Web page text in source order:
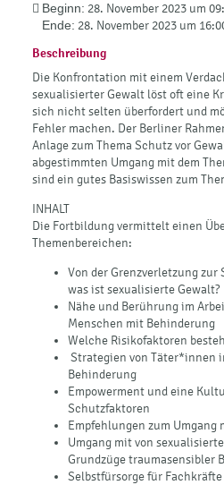
Beginn: 28. November 2023 um
Ende: 28. November 2023 um
Beschreibung
Die Konfrontation mit einem
sexualisierter Gewalt löst oft eine
sich nicht selten überfordert und
Fehler machen. Der Berliner
Anlage zum Thema Schutz vor
abgestimmten Umgang mit dem
sind ein gutes Basiswissen zum
INHALT
Die Fortbildung vermittelt einen
Themenbereichen:
Von der Grenzverletzung
was ist sexualisierte Gewalt?
Nähe und Berührung im
Menschen mit Behinderung
Welche Risikofaktoren
Strategien von Täter*innen
Behinderung
Empowerment und eine
Schutzfaktoren
Empfehlungen zum
Umgang mit von
Grundzüge traumasensibler
Selbstfürsorge für Fachkräfte